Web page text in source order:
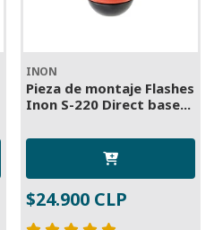
INON
Pieza de montaje Flashes
Inon S-220 Direct base...
$24.900 CLP